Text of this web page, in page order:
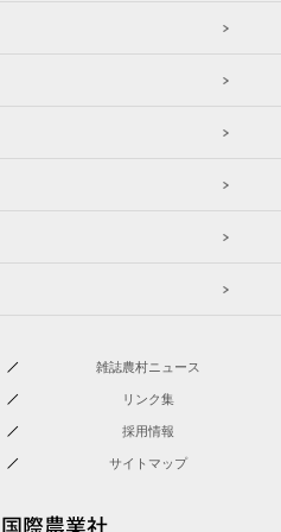
雑誌農村ニュース
リンク集
採用情報
サイトマップ